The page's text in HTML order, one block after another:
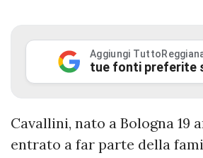
Aggiungi
tue fonti preferite
Cavallini, nato a Bologna 19
entrato a far parte della